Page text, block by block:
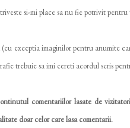
si-mi place sa nu fie potrivit pentru
(cu exceptia imaginilor pentru anumite
trebuie sa imi cereti acordul scris
comentariilor lasate de
doar celor care lasa comentarii.